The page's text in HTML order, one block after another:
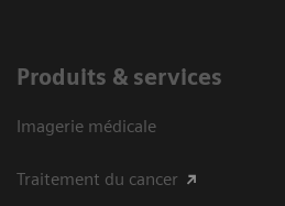
Produits & services
Imagerie médicale
Traitement du cancer